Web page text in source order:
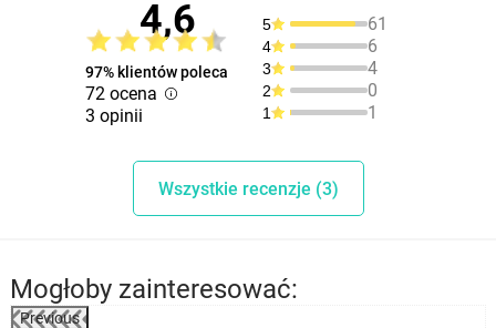
4,6
97% klientów poleca
72 ocena
3 opinii
5 61
4 6
3 4
2 0
1 1
Wszystkie recenzje (3)
Mogłoby zainteresować:
Previous